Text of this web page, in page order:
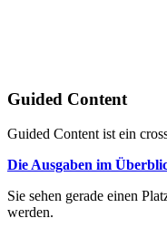
Guided Content
Guided Content ist ein
Die Ausgaben im
Sie sehen gerade einen
werden.